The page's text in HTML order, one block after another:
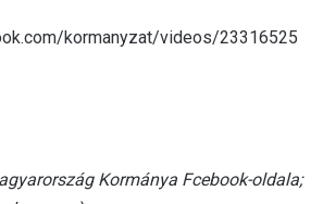
kormanyzat/videos/23316525
Kormánya Fcebook-oldala;